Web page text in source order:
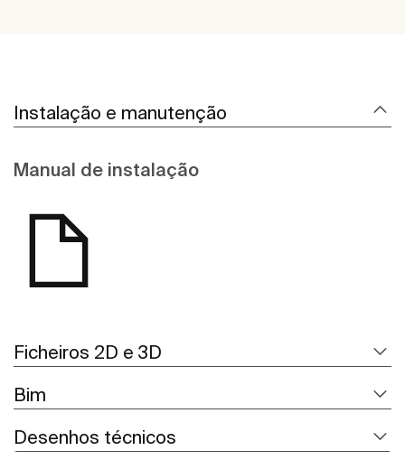
Instalação e manutenção
Manual de instalação
Ficheiros 2D e 3D
Bim
Desenhos técnicos